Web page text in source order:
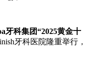
牙科集团“2025黄金十
牙科医院隆重举行，